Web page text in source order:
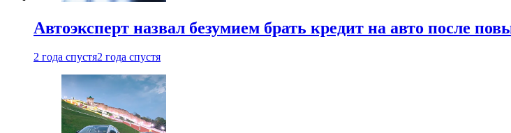
Автоэксперт назвал безумием брать кредит на авто после
2 года спустя2 года спустя